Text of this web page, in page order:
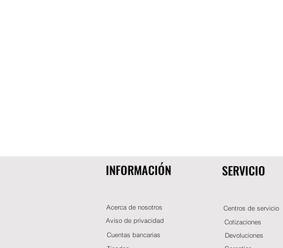
INFORMACIÓN
Acerca de nosotros
Aviso de privacidad
Cuentas bancarias
SERVICIO
Centros de servicio
Cotizaciones
Devoluciones